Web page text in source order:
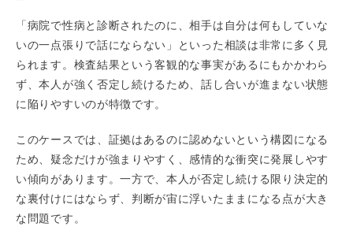
「病院で性病と診断されたのに、相手は自分は何もしていな
いの一点張りで話にならない」といった相談は非常に多く見
られます。検査結果という客観的な事実があるにもかかわら
ず、本人が強く否定し続けるため、話し合いが進まない状態
に陥りやすいのが特徴です。
このケースでは、証拠はあるのに認めないという構図になる
ため、疑念だけが強まりやすく、感情的な衝突に発展しやす
い傾向があります。一方で、本人が否定し続ける限り決定的
な裏付けにはならず、判断が宙に浮いたままになる点が大き
な問題です。